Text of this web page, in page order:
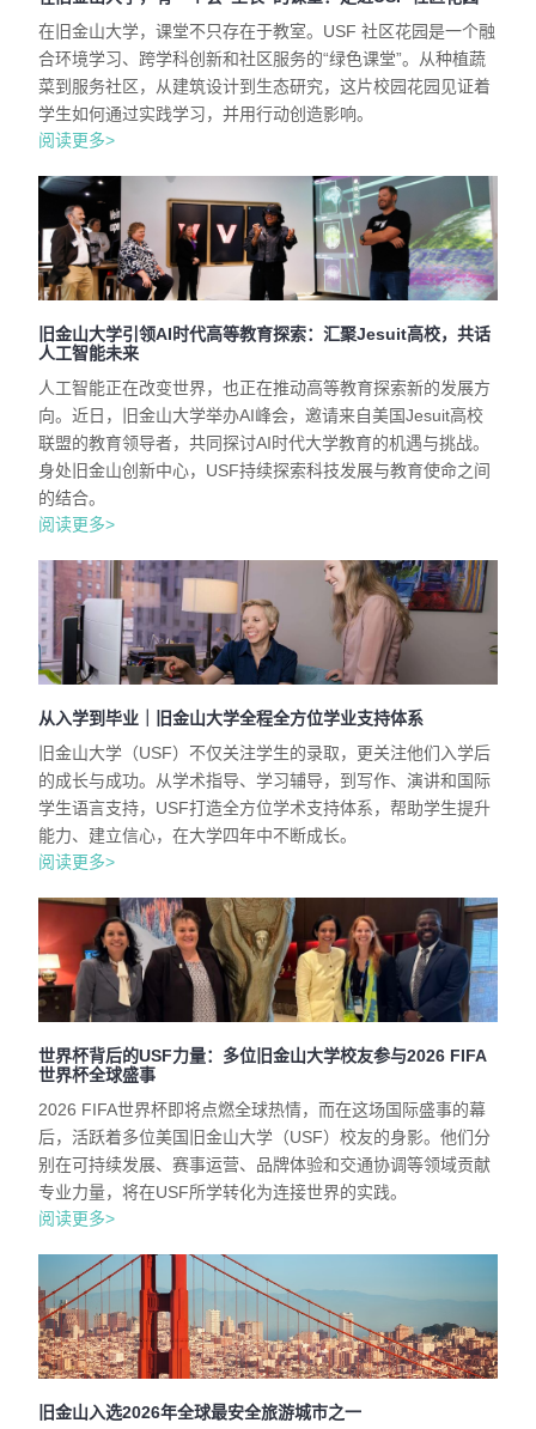
在旧金山大学，课堂不只存在于教室。USF 社区花园是一个融
合环境学习、跨学科创新和社区服务的“绿色课堂”。从种植蔬
菜到服务社区，从建筑设计到生态研究，这片校园花园见证着
学生如何通过实践学习，并用行动创造影响。
阅读更多>
旧金山大学引领AI时代高等教育探索：汇聚Jesuit高校，共话
人工智能未来
人工智能正在改变世界，也正在推动高等教育探索新的发展方
向。近日，旧金山大学举办AI峰会，邀请来自美国Jesuit高校
联盟的教育领导者，共同探讨AI时代大学教育的机遇与挑战。
身处旧金山创新中心，USF持续探索科技发展与教育使命之间
的结合。
阅读更多>
从入学到毕业｜旧金山大学全程全方位学业支持体系
旧金山大学（USF）不仅关注学生的录取，更关注他们入学后
的成长与成功。从学术指导、学习辅导，到写作、演讲和国际
学生语言支持，USF打造全方位学术支持体系，帮助学生提升
能力、建立信心，在大学四年中不断成长。
阅读更多>
世界杯背后的USF力量：多位旧金山大学校友参与2026 FIFA
世界杯全球盛事
2026 FIFA世界杯即将点燃全球热情，而在这场国际盛事的幕
后，活跃着多位美国旧金山大学（USF）校友的身影。他们分
别在可持续发展、赛事运营、品牌体验和交通协调等领域贡献
专业力量，将在USF所学转化为连接世界的实践。
阅读更多>
旧金山入选2026年全球最安全旅游城市之一